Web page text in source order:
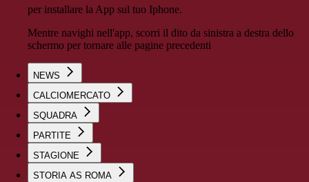
per installare la App sul tuo Iphone.
Mentre navighi nell'app, scorri il dito da sinistra a destra dello
schermo per tornare alle pagine precedenti
NEWS
CALCIOMERCATO
SQUADRA
PARTITE
STAGIONE
STORIA AS ROMA